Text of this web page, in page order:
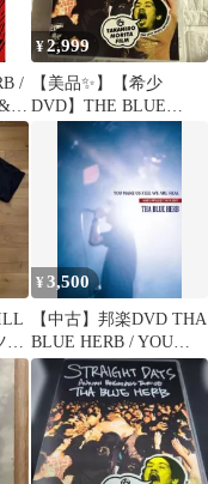
/
¥2,999
【美品✨】【希少
DVD】THE BLUE
HERB TOUR ’08 DVD
¥3,500
【中古】邦楽DVD THA
BLUE HERB / YOU
MAKE US FEEL WE
ARE REAL(結成25周年
TOUR 2022)